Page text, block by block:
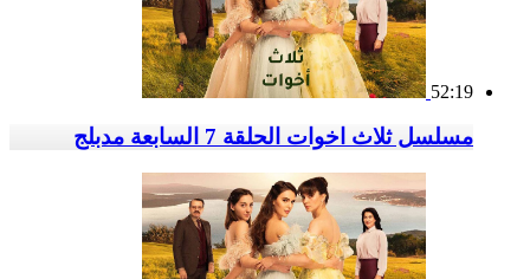
52:19
مسلسل ثلاث اخوات الحلقة 7 السابعة مدبلج